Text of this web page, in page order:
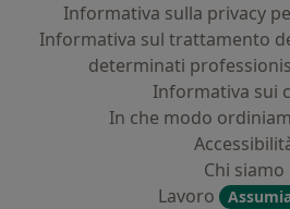
Informativa sulla privacy
Informativa sul trattamento
determinati
Informativa sui
In che modo
Chi siamo
Lavoro